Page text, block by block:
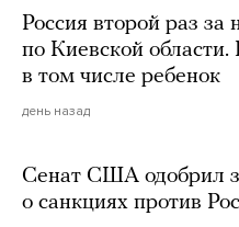
Россия второй раз
по Киевской области.
в том числе ребенок
день назад
Сенат США одобрил
о санкциях против